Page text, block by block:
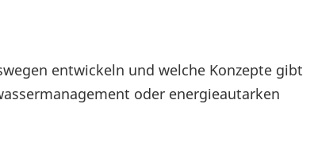
entwickeln und welche Konzepte gibt
oder energieautarken